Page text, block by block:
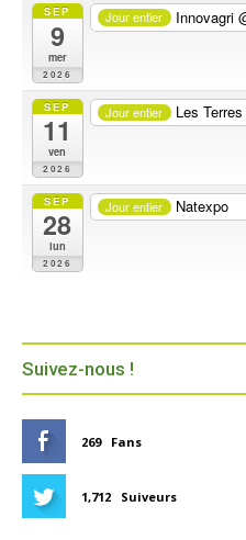
SEP
9
mer
2026
Jour entier Innovagri
SEP
11
ven
2026
Jour entier Les
SEP
28
lun
2026
Jour entier Natexpo
Suivez-nous !
269 Fans
1,712 Suiveurs